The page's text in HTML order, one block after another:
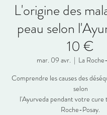
L'origine des
peau selon
10 €
mar. 09 avr.
  |
La
Comprendre les causes des
selon
l'Ayurveda pendant votre cure
Roche-Posay.